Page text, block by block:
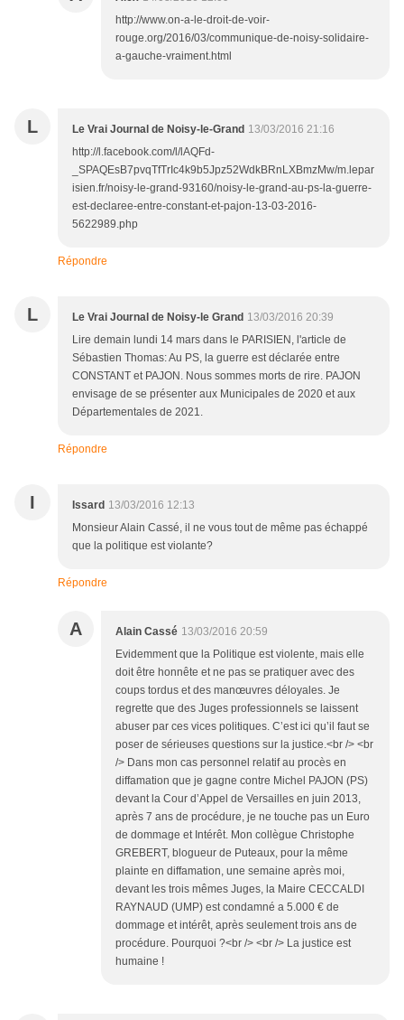
http://www.on-a-le-droit-de-voir-
rouge.org/2016/03/communique-de-noisy-solidaire-
a-gauche-vraiment.html
L Le Vrai Journal de Noisy-le-Grand 13/03/2016 21:16
http://l.facebook.com/l/lAQFd-
_SPAQEsB7pvqTfTrIc4k9b5Jpz52WdkBRnLXBmzMw/m.lepar
isien.fr/noisy-le-grand-93160/noisy-le-grand-au-ps-la-guerre-
est-declaree-entre-constant-et-pajon-13-03-2016-
5622989.php
Répondre
L Le Vrai Journal de Noisy-le Grand 13/03/2016 20:39
Lire demain lundi 14 mars dans le PARISIEN, l'article de
Sébastien Thomas: Au PS, la guerre est déclarée entre
CONSTANT et PAJON. Nous sommes morts de rire. PAJON
envisage de se présenter aux Municipales de 2020 et aux
Départementales de 2021.
Répondre
I Issard 13/03/2016 12:13
Monsieur Alain Cassé, il ne vous tout de même pas échappé
que la politique est violante?
Répondre
A Alain Cassé 13/03/2016 20:59
Evidemment que la Politique est violente, mais elle
doit être honnête et ne pas se pratiquer avec des
coups tordus et des manœuvres déloyales. Je
regrette que des Juges professionnels se laissent
abuser par ces vices politiques. C’est ici qu’il faut se
poser de sérieuses questions sur la justice.<br /> <br
/> Dans mon cas personnel relatif au procès en
diffamation que je gagne contre Michel PAJON (PS)
devant la Cour d’Appel de Versailles en juin 2013,
après 7 ans de procédure, je ne touche pas un Euro
de dommage et Intérêt. Mon collègue Christophe
GREBERT, blogueur de Puteaux, pour la même
plainte en diffamation, une semaine après moi,
devant les trois mêmes Juges, la Maire CECCALDI
RAYNAUD (UMP) est condamné a 5.000 € de
dommage et intérêt, après seulement trois ans de
procédure. Pourquoi ?<br /> <br /> La justice est
humaine !